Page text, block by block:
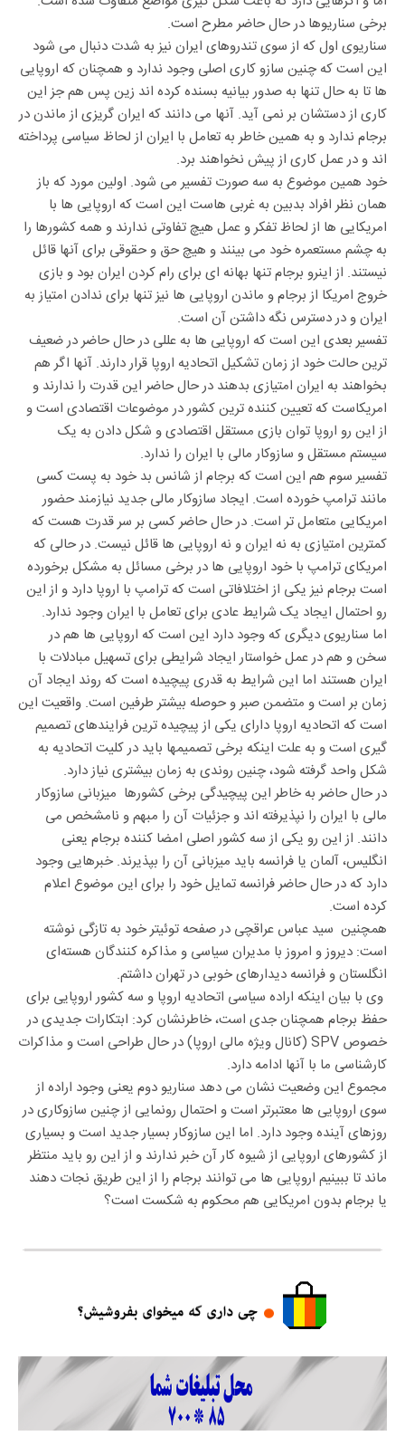
برخی سناریوها در حال حاضر مطرح است.
سناریوی اول که از سوی تندروهای ایران نیز به شدت دنبال می شود
این است که چنین سازو کاری اصلی وجود ندارد و همچنان که اروپایی
ها تا به حال تنها به صدور بیانیه بسنده کرده اند زین پس هم جز این
کاری از دستشان بر نمی آید. آنها می دانند که ایران گریزی از ماندن در
برجام ندارد و به همین خاطر به تعامل با ایران از لحاظ سیاسی پرداخته
اند و در عمل کاری از پیش نخواهند برد.
خود همین موضوع به سه صورت تفسیر می شود. اولین مورد که باز
همان نظر افراد بدبین به غربی هاست این است که اروپایی ها با
امریکایی ها از لحاظ تفکر و عمل هیچ تفاوتی ندارند و همه کشورها را
به چشم مستعمره خود می بینند و هیچ حق و حقوقی برای آنها قائل
نیستند. از اینرو برجام تنها بهانه ای برای رام کردن ایران بود و بازی
خروج امریکا از برجام و ماندن اروپایی ها نیز تنها برای ندادن امتیاز به
ایران و در دسترس نگه داشتن آن است.
تفسیر بعدی این است که اروپایی ها به عللی در حال حاضر در ضعیف
ترین حالت خود از زمان تشکیل اتحادیه اروپا قرار دارند. آنها اگر هم
بخواهند به ایران امتیازی بدهند در حال حاضر این قدرت را ندارند و
امریکاست که تعیین کننده ترین کشور در موضوعات اقتصادی است و
از این رو اروپا توان بازی مستقل اقتصادی و شکل دادن به یک
سیستم مستقل و سازوکار مالی با ایران را ندارد.
تفسیر سوم هم این است که برجام از شانس بد خود به پست کسی
مانند ترامپ خورده است. ایجاد سازوکار مالی جدید نیازمند حضور
امریکایی متعامل تر است. در حال حاضر کسی بر سر قدرت هست که
کمترین امتیازی به نه ایران و نه اروپایی ها قائل نیست. در حالی که
امریکای ترامپ با خود اروپایی ها در برخی مسائل به مشکل برخورده
است برجام نیز یکی از اختلافاتی است که ترامپ با اروپا دارد و از این
رو احتمال ایجاد یک شرایط عادی برای تعامل با ایران وجود ندارد.
اما سناریوی دیگری که وجود دارد این است که اروپایی ها هم در
سخن و هم در عمل خواستار ایجاد شرایطی برای تسهیل مبادلات با
ایران هستند اما این شرایط به قدری پیچیده است که روند ایجاد آن
زمان بر است و متضمن صبر و حوصله بیشتر طرفین است. واقعیت این
است که اتحادیه اروپا دارای یکی از پیچیده ترین فرایندهای تصمیم
گیری است و به علت اینکه برخی تصمیمها باید در کلیت اتحادیه به
شکل واحد گرفته شود، چنین روندی به زمان بیشتری نیاز دارد.
در حال حاضر به خاطر این پیچیدگی برخی کشورها میزبانی سازوکار
مالی با ایران را نپذیرفته اند و جزئیات آن را مبهم و نامشخص می
دانند. از این رو یکی از سه کشور اصلی امضا کننده برجام یعنی
انگلیس، آلمان یا فرانسه باید میزبانی آن را بپذیرند. خبرهایی وجود
دارد که در حال حاضر فرانسه تمایل خود را برای این موضوع اعلام
کرده است.
همچنین سید عباس عراقچی در صفحه توئیتر خود به تازگی نوشته
است: دیروز و امروز با مدیران سیاسی و مذاکره کنندگان هسته‌ای
انگلستان و فرانسه دیدارهای خوبی در تهران داشتم.
وی با بیان اینکه اراده سیاسی اتحادیه اروپا و سه کشور اروپایی برای
حفظ برجام همچنان جدی است، خاطرنشان کرد: ابتکارات جدیدی در
خصوص SPV (کانال ویژه مالی اروپا) در حال طراحی است و مذاکرات
کارشناسی ما با آنها ادامه دارد.
مجموع این وضعیت نشان می دهد سناریو دوم یعنی وجود اراده از
سوی اروپایی ها معتبرتر است و احتمال رونمایی از چنین سازوکاری در
روزهای آینده وجود دارد. اما این سازوکار بسیار جدید است و بسیاری
از کشورهای اروپایی از شیوه کار آن خبر ندارند و از این رو باید منتظر
ماند تا ببینیم اروپایی ها می توانند برجام را از این طریق نجات دهند
یا برجام بدون امریکایی هم محکوم به شکست است؟